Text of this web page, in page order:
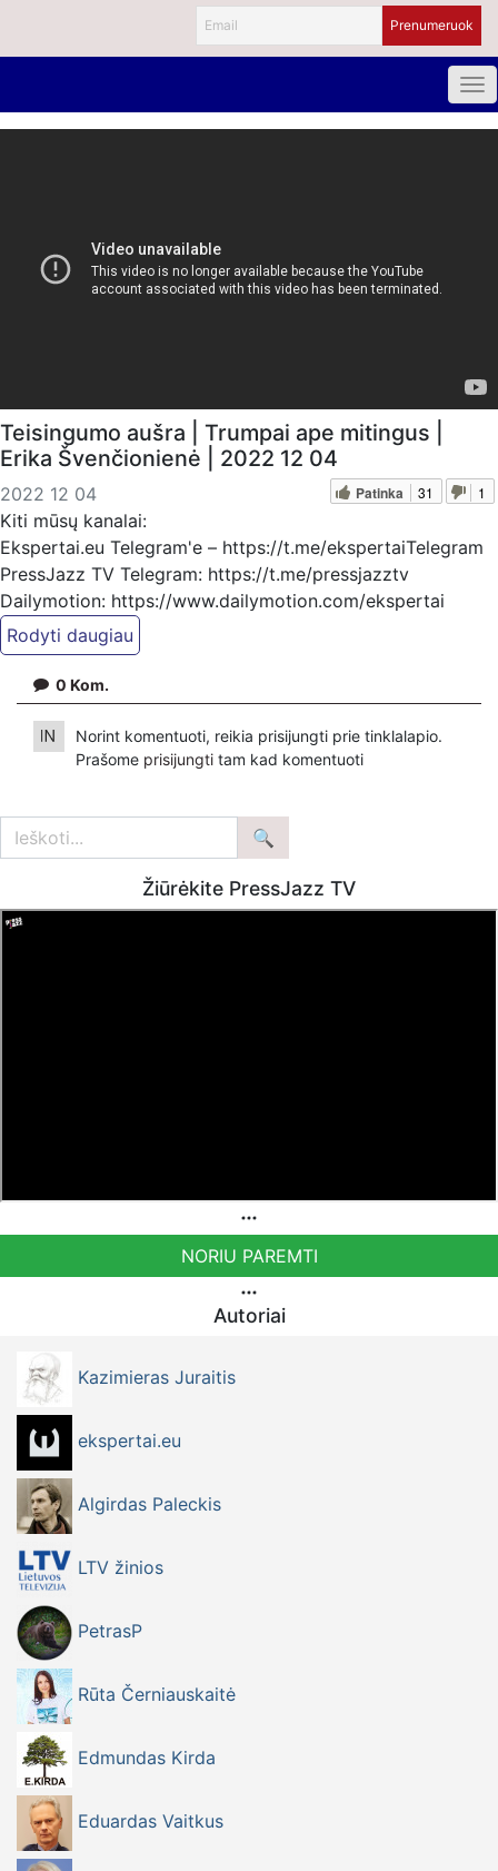
Teisingumo aušra | Trumpai ape mitingus |
Erika Švenčionienė | 2022 12 04
2022 12 04 Patinka 31 1
Kiti mūsų kanalai:
Ekspertai.eu Telegram'e – https://t.me/ekspertaiTelegram
PressJazz TV Telegram: https://t.me/pressjazztv
Dailymotion: https://www.dailymotion.com/ekspertai
https://www.pressjazz.tv
Mūsų veikla galima tik dėka skaitytojų ir žiūrovų, mus
paremti galima šiais būdais:
VšĮ „Ekspertai.eu“ bankiniu pavedinimu galite pervesti į
yra banke Luminor
arba per PayPal paspaudę šią nuorodą –
https://www.paypal.com/paypalme/Ekspertaieu?
locale.x=en_US
Patreon platformoje patreon.com/KazimierasJuraitis
0 Kom.
Norint komentuoti, reikia prisijungti prie tinklalapio.
Prašome prisijungti tam kad komentuoti
Žiūrėkite PressJazz TV
NORIU PAREMTI
Autoriai
Kazimieras Juraitis
ekspertai.eu
Algirdas Paleckis
LTV žinios
PetrasP
Rūta Černiauskaitė
Edmundas Kirda
Eduardas Vaitkus